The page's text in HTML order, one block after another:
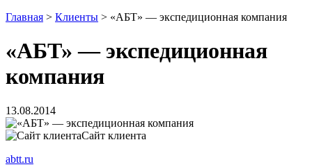
Главная > Клиенты > «АБТ» — экспедиционная компания
«АБТ» — экспедиционная
компания
13.08.2014
Сайт клиента
abtt.ru